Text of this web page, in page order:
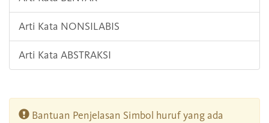
Arti Kata NONSILABIS
Arti Kata ABSTRAKSI
Bantuan Penjelasan Simbol huruf yang ada